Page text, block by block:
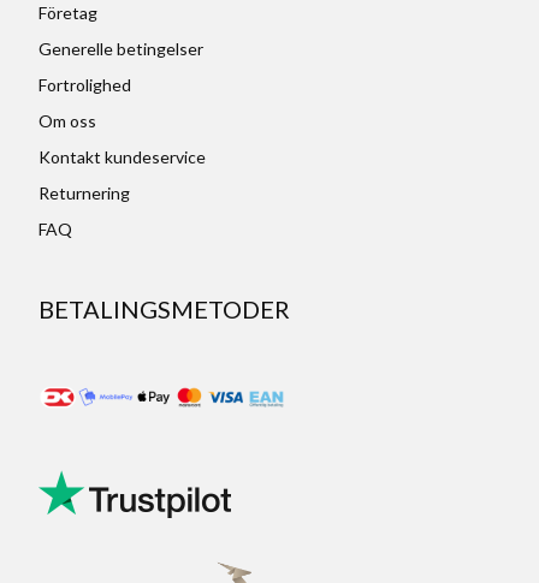
Företag
Generelle betingelser
Fortrolighed
Om oss
Kontakt kundeservice
Returnering
FAQ
BETALINGSMETODER